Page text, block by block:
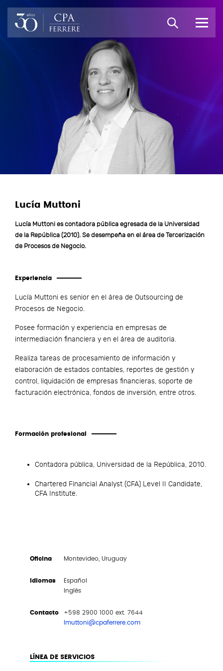
Lucía Muttoni
Lucía Muttoni es contadora pública egresada de la Universidad
de la República (2010). Se desempeña en el área de Tercerización
de Procesos de Negocio.
Experiencia
Lucía Muttoni es senior en el área de Outsourcing de
Procesos de Negocio.
Posee formación y experiencia en empresas de
intermediación financiera y en el área de auditoria.
Realiza tareas de procesamiento de información y
elaboración de estados contables, reportes de gestión y
control, liquidación de empresas financieras, soporte de
facturación electrónica, fondos de inversión, entre otros.
Formación profesional
Contadora pública, Universidad de la República, 2010.
Chartered Financial Analyst (CFA) Level II Candidate,
CFA Institute.
Oficina Montevideo, Uruguay
Idiomas
Español
Inglés
Contacto
+598 2900 1000 ext. 7644
lmuttoni@cpaferrere.com
LÍNEA DE SERVICIOS